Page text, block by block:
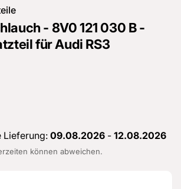
- 8V0 121 030 B -
für Audi RS3
Lieferung: 09.08.2026 - 12.08.2026
können abweichen.